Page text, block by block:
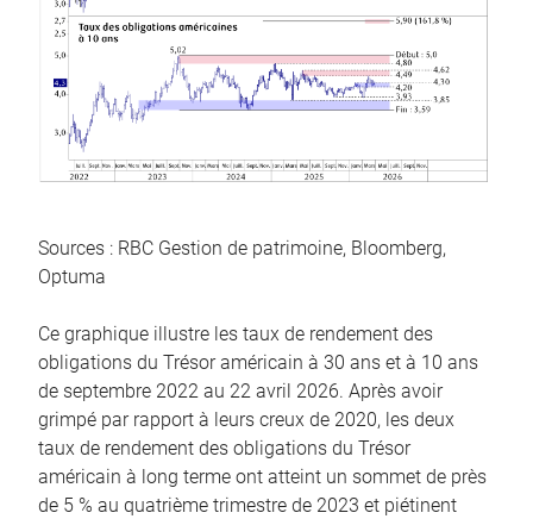
Sources : RBC Gestion de patrimoine, Bloomberg,
Optuma
Ce graphique illustre les taux de rendement des
obligations du Trésor américain à 30 ans et à 10 ans
de septembre 2022 au 22 avril 2026. Après avoir
grimpé par rapport à leurs creux de 2020, les deux
taux de rendement des obligations du Trésor
américain à long terme ont atteint un sommet de près
de 5 % au quatrième trimestre de 2023 et piétinent